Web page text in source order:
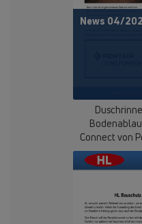
News 04/
Connect von